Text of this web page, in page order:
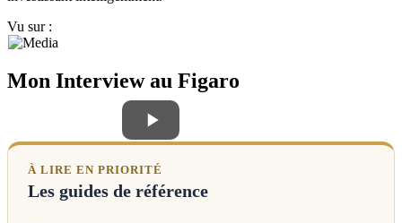
Vu sur :
Mon Interview au Figaro
À LIRE EN PRIORITÉ
Les guides de référence